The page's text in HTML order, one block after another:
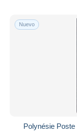
Nuevo
Polynésie